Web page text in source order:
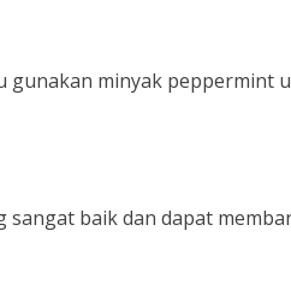
minyak peppermint
baik dan dapat